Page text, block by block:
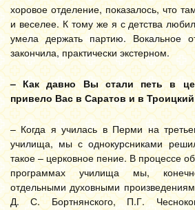
хоровое отделение, показалось, что
и веселее. К тому же я с детства
умела держать партию. Вокальное
закончила, практически экстерном.
– Как давно Вы стали петь в
привело Вас в Саратов и в
– Когда я училась в Перми на
училища, мы с однокурсниками
такое – церковное пение. В процессе
программах училища мы,
отдельными духовными
Д. С. Бортнянского, П.Г.